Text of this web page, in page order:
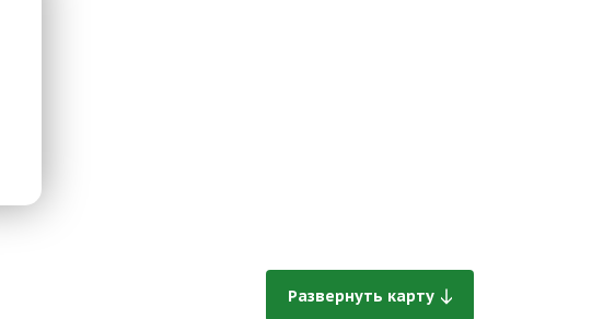
Развернуть карту